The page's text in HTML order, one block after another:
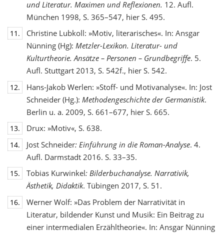
und Literatur. Maximen und Reflexionen. 12. Aufl.
München 1998, S. 365–547, hier S. 495.
11.
Christine Lubkoll: »Motiv, literarisches«. In: Ansgar
Nünning (Hg): Metzler-Lexikon. Literatur- und
Kulturtheorie. Ansätze – Personen – Grundbegriffe. 5.
Aufl. Stuttgart 2013, S. 542f., hier S. 542.
12.
Hans-Jakob Werlen: »Stoff- und Motivanalyse«. In: Jost
Schneider (Hg.): Methodengeschichte der Germanistik.
Berlin u. a. 2009, S. 661–677, hier S. 665.
13. Drux: »Motiv«, S. 638.
14. Jost Schneider: Einführung in die Roman-Analyse. 4.
Aufl. Darmstadt 2016. S. 33–35.
15. Tobias Kurwinkel: Bilderbuchanalyse. Narrativik,
Ästhetik, Didaktik. Tübingen 2017, S. 51.
16.
Werner Wolf: »Das Problem der Narrativität in
Literatur, bildender Kunst und Musik: Ein Beitrag zu
einer intermedialen Erzähltheorie«. In: Ansgar Nünning